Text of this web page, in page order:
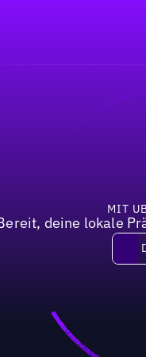
MIT
deine lokale